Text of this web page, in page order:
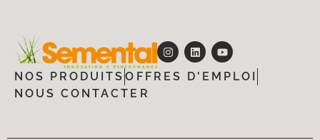
NOS PRODUITS OFFRES D'EMPLOI
NOUS CONTACTER